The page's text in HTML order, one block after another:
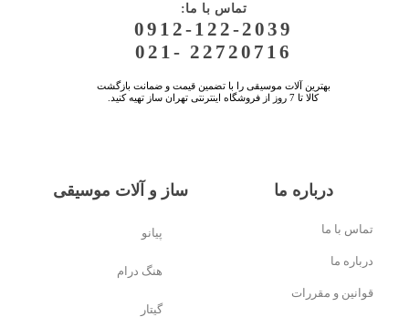
:تماس با ما
0912-122-2039
021- 22720716
بهترین آلات موسیقی را با تضمین قیمت و ضمانت بازگشت
کالا تا 7 روز از فروشگاه اینترنتی تهران ساز تهیه کنید.
تماس با ما
درباره ما
قوانین و مقررات
درباره ما ساز و آلات موسیقی
پیانو
هنگ درام
گیتار